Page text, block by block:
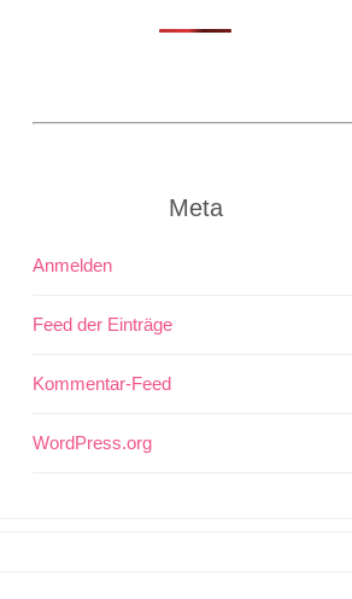
Meta
Anmelden
Feed der Einträge
Kommentar-Feed
WordPress.org